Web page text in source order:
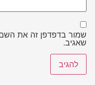
שמור בדפדפן זה את
שאגיב.